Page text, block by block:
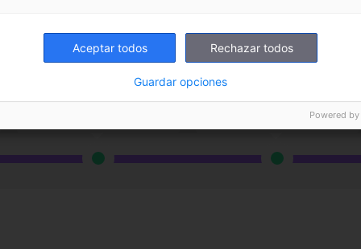
Bachillerato
Aceptar todos Rechazar todos
Guardar opciones
Powered by